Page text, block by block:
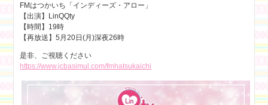
FMはつかいち「インディーズ・アロー」
【出演】LinQQty
【時間】19時
【再放送】5月20日(月)深夜26時
是非、ご視聴ください
https://www.jcbasimul.com/fmhatsukaichi